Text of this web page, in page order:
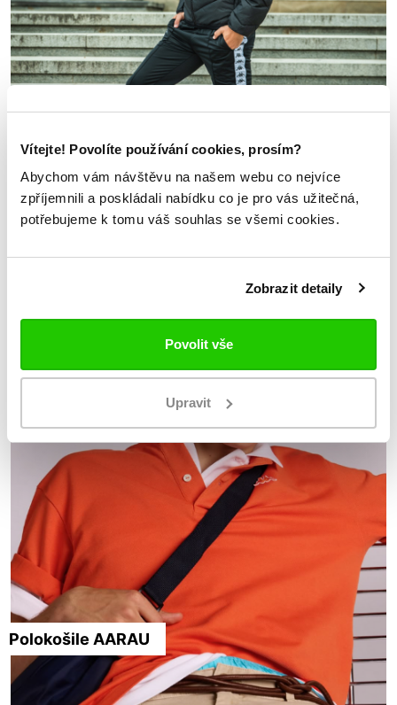
Vítejte! Povolíte používání cookies, prosím?
Abychom vám návštěvu na našem webu co nejvíce
zpříjemnili a poskládali nabídku co je pro vás užitečná,
potřebujeme k tomu váš souhlas se všemi cookies.
Zobrazit detaily
Povolit vše
Upravit
222 banda
Polokošile AARAU